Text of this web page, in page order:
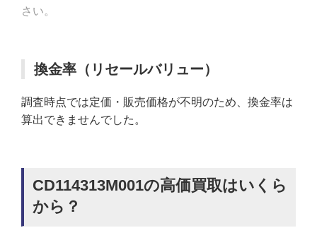
さい。
換金率（リセールバリュー）
調査時点では定価・販売価格が不明のため、換金率は
算出できませんでした。
CD114313M001の高価買取はいくら
から？